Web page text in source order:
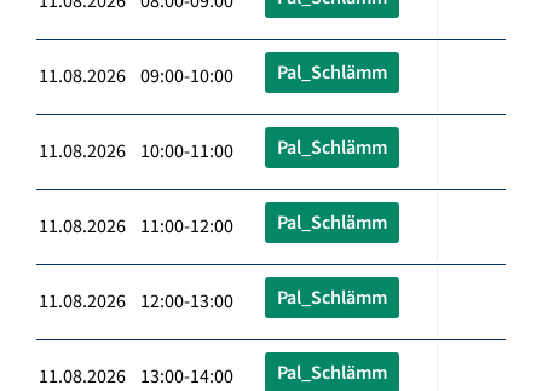
11.08.2026 09:00-10:00 Pal_Schlämm
11.08.2026 10:00-11:00 Pal_Schlämm
11.08.2026 11:00-12:00 Pal_Schlämm
11.08.2026 12:00-13:00 Pal_Schlämm
11.08.2026 13:00-14:00 Pal_Schlämm